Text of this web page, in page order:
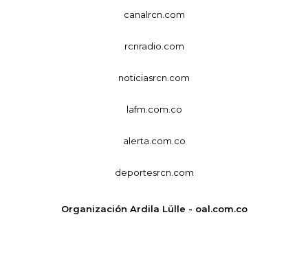
canalrcn.com
rcnradio.com
noticiasrcn.com
lafm.com.co
alerta.com.co
deportesrcn.com
Organización Ardila Lülle - oal.com.co